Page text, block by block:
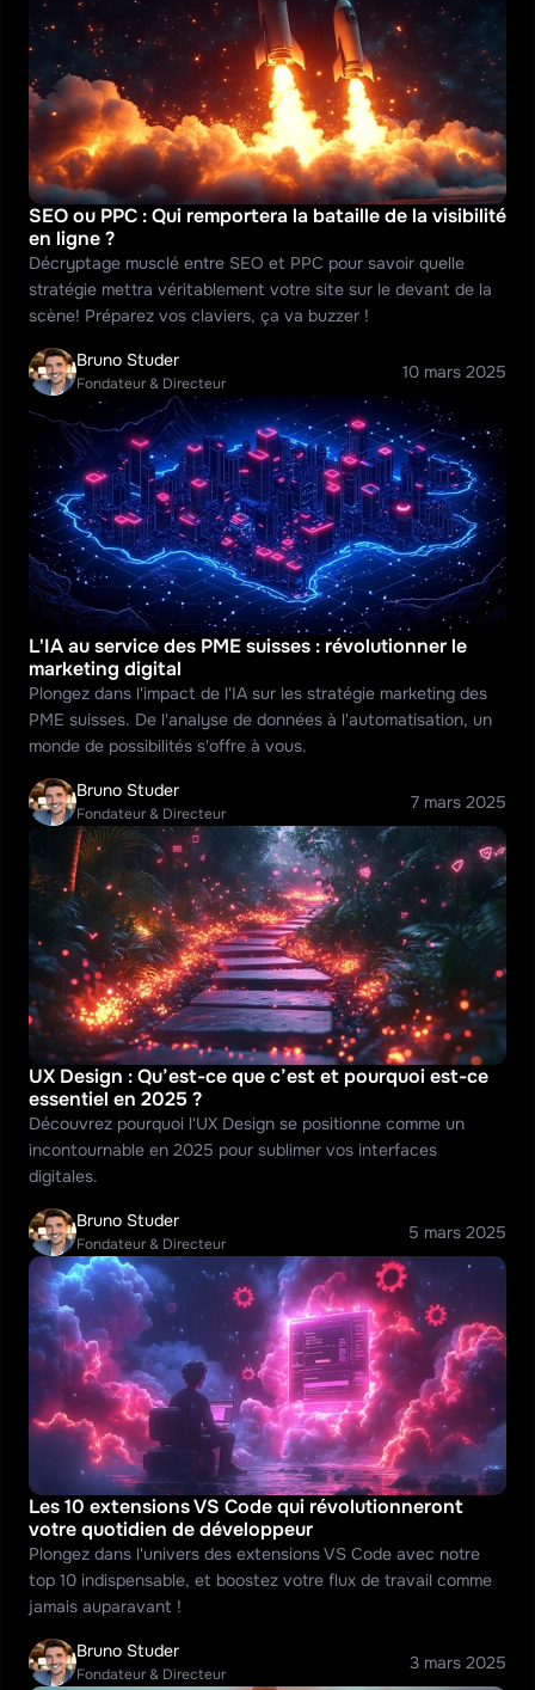
SEO ou PPC : Qui remportera la bataille de la visibilité
en ligne ?
Décryptage musclé entre SEO et PPC pour savoir quelle
stratégie mettra véritablement votre site sur le devant de la
scène! Préparez vos claviers, ça va buzzer !
Bruno Studer
Fondateur & Directeur
10 mars 2025
L'IA au service des PME suisses : révolutionner le
marketing digital
Plongez dans l'impact de l'IA sur les stratégie marketing des
PME suisses. De l'analyse de données à l'automatisation, un
monde de possibilités s'offre à vous.
Bruno Studer
Fondateur & Directeur
7 mars 2025
UX Design : Qu’est-ce que c’est et pourquoi est-ce
essentiel en 2025 ?
Découvrez pourquoi l'UX Design se positionne comme un
incontournable en 2025 pour sublimer vos interfaces
digitales.
Bruno Studer
Fondateur & Directeur
5 mars 2025
Les 10 extensions VS Code qui révolutionneront
votre quotidien de développeur
Plongez dans l'univers des extensions VS Code avec notre
top 10 indispensable, et boostez votre flux de travail comme
jamais auparavant !
Bruno Studer
Fondateur & Directeur
3 mars 2025